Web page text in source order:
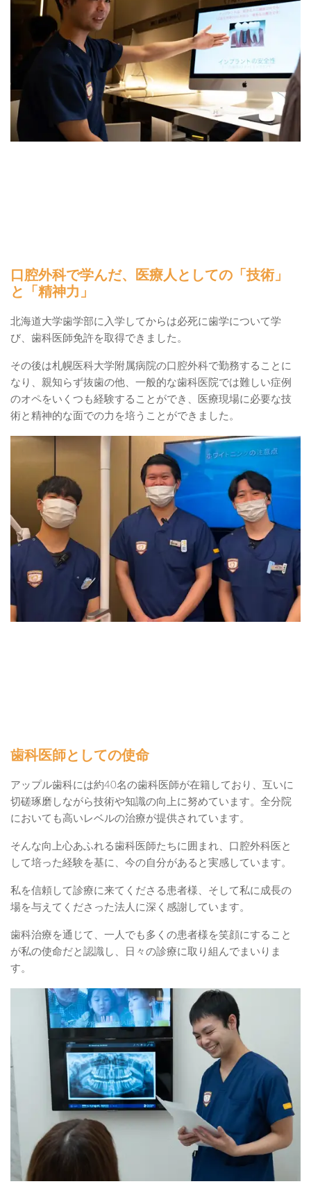
口腔外科で学んだ、医療人としての「技術」
と「精神力」
北海道大学歯学部に入学してからは必死に歯学について学
び、歯科医師免許を取得できました。
その後は札幌医科大学附属病院の口腔外科で勤務することに
なり、親知らず抜歯の他、一般的な歯科医院では難しい症例
のオペをいくつも経験することができ、医療現場に必要な技
術と精神的な面での力を培うことができました。
歯科医師としての使命
アップル歯科には約40名の歯科医師が在籍しており、互いに
切磋琢磨しながら技術や知識の向上に努めています。全分院
においても高いレベルの治療が提供されています。
そんな向上心あふれる歯科医師たちに囲まれ、口腔外科医と
して培った経験を基に、今の自分があると実感しています。
私を信頼して診療に来てくださる患者様、そして私に成長の
場を与えてくださった法人に深く感謝しています。
歯科治療を通じて、一人でも多くの患者様を笑顔にすること
が私の使命だと認識し、日々の診療に取り組んでまいりま
す。